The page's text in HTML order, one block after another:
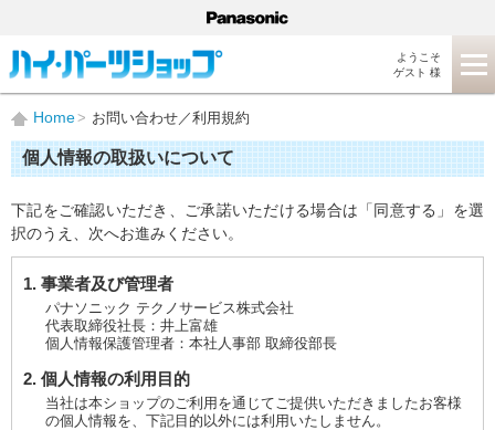
ようこそ
ゲスト 様
Home お問い合わせ／利用規約
個人情報の取扱いについて
下記をご確認いただき、ご承諾いただける場合は「同意する」を選
択のうえ、次へお進みください。
1. 事業者及び管理者
パナソニック テクノサービス株式会社
代表取締役社長：井上富雄
個人情報保護管理者：本社人事部 取締役部長
2. 個人情報の利用目的
当社は本ショップのご利用を通じてご提供いただきましたお客様
の個人情報を、下記目的以外には利用いたしません。